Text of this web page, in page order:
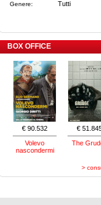
Genere:
BOX OFFICE
€ 90.532
Volevo
nascondermi
€
The
>